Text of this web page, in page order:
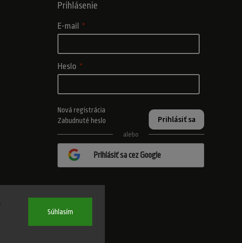
Súhlasím
Prihlásenie
E-mail
Heslo
Prihlásiť sa
Nová registrácia
Zabudnuté heslo
alebo
Prihlásiť sa cez Google